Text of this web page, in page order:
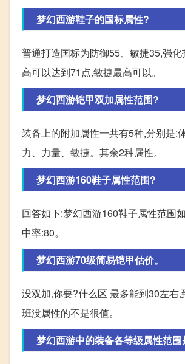
梦幻西游鞋子的国标属性?
普通打造国标为防御55、敏捷35,强
高可以达到71点,敏捷最高可以。
梦幻西游铠甲双加属性范围?
装备上的附加属性一共有5种,分别是:
力、力量、敏捷。其余2种属性。
梦幻西游160鞋子属性范围?
回答如下:梦幻西游160鞋子属性范围
中率:80。
梦幻西游70级简易铠甲估价。
没双加,你要?什么区 最多能到30左右
班没属性的不是很值。
梦幻西游中的装备各等级属性范